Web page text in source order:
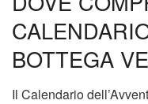
BOTTEGA
Il Calendario